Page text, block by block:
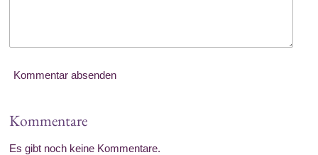
Kommentar absenden
Kommentare
Es gibt noch keine Kommentare.